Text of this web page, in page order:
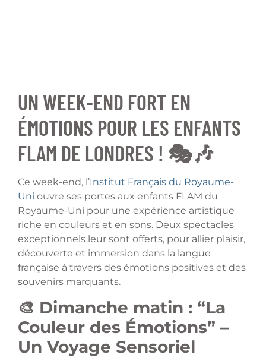
UN WEEK-END FORT EN
ÉMOTIONS POUR LES ENFANTS
FLAM DE LONDRES ! 🎭🎶
Ce week-end, l’Institut Français du Royaume-
Uni ouvre ses portes aux enfants FLAM du
Royaume-Uni pour une expérience artistique
riche en couleurs et en sons. Deux spectacles
exceptionnels leur sont offerts, pour allier plaisir,
découverte et immersion dans la langue
française à travers des émotions positives et des
souvenirs marquants.
🎨 Dimanche matin : “La
Couleur des Émotions” –
Un Voyage Sensoriel